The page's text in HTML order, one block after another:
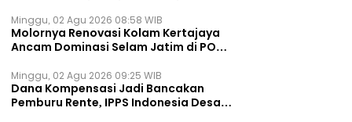
Minggu, 02 Agu 2026 08:58 WIB
Molornya Renovasi Kolam Kertajaya
Ancam Dominasi Selam Jatim di PON
Minggu, 02 Agu 2026 09:25 WIB
Dana Kompensasi Jadi Bancakan
Pemburu Rente, IPPS Indonesia Desak